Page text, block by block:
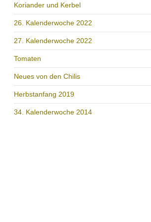
Koriander und Kerbel
26. Kalenderwoche 2022
27. Kalenderwoche 2022
Tomaten
Neues von den Chilis
Herbstanfang 2019
34. Kalenderwoche 2014